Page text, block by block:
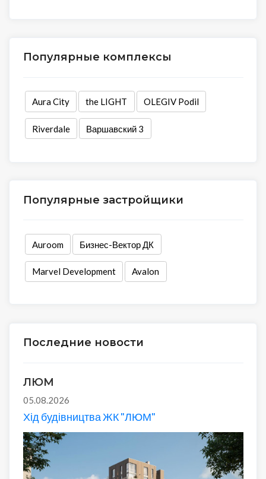
Популярные комплексы
Aura City the LIGHT OLEGIV Podil
Riverdale Варшавский 3
Популярные застройщики
Auroom Бизнес-Вектор ДК
Marvel Development Avalon
Последние новости
ЛЮМ
05.08.2026
Хід будівництва ЖК "ЛЮМ"